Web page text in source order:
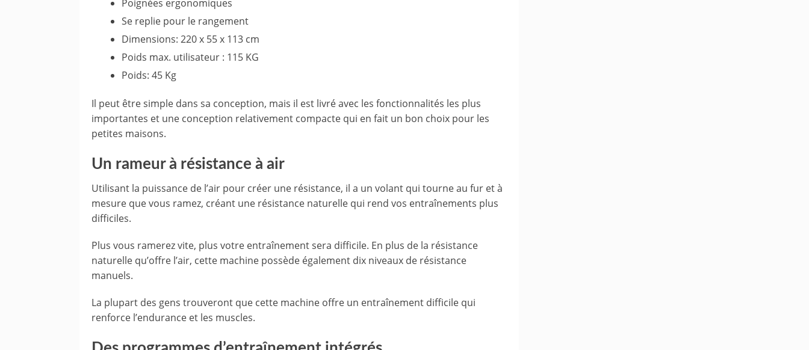
Poignées ergonomiques
Se replie pour le rangement
Dimensions: 220 x 55 x 113 cm
Poids max. utilisateur : 115 KG
Poids: 45 Kg
Il peut être simple dans sa conception, mais il est livré avec les fonctionnalités les plus
importantes et une conception relativement compacte qui en fait un bon choix pour les
petites maisons.
Un rameur à résistance à air
Utilisant la puissance de l’air pour créer une résistance, il a un volant qui tourne au fur et à
mesure que vous ramez, créant une résistance naturelle qui rend vos entraînements plus
difficiles.
Plus vous ramerez vite, plus votre entraînement sera difficile. En plus de la résistance
naturelle qu’offre l’air, cette machine possède également dix niveaux de résistance
manuels.
La plupart des gens trouveront que cette machine offre un entraînement difficile qui
renforce l’endurance et les muscles.